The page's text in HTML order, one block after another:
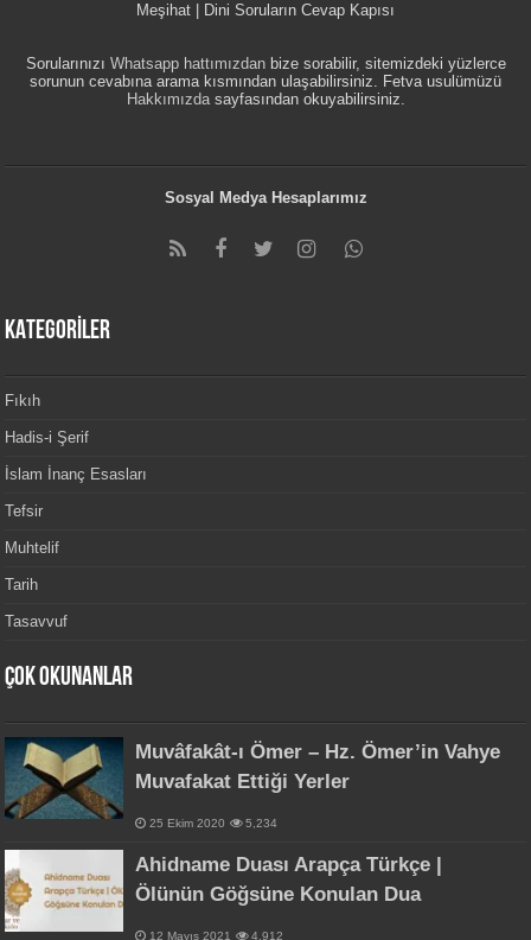
Meşihat | Dini Soruların Cevap Kapısı
Sorularınızı Whatsapp hattımızdanbize sorabilir, sitemizdeki yüzlerce
sorunun cevabına arama kısmından ulaşabilirsiniz. Fetva usulümüzü
Hakkımızdasayfasından okuyabilirsiniz.
Sosyal Medya Hesaplarımız
KATEGORİLER
Fıkıh
Hadis-i Şerif
İslam İnanç Esasları
Tefsir
Muhtelif
Tarih
Tasavvuf
Çok Okunanlar
Muvâfakât-ı Ömer – Hz. Ömer’in Vahye
Muvafakat Ettiği Yerler
25 Ekim 2020 5,234
Ahidname Duası Arapça Türkçe |
Ölünün Göğsüne Konulan Dua
12 Mayıs 2021 4,912